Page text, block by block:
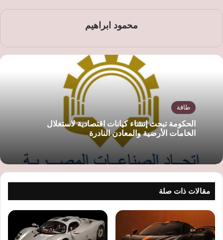
محمود ابراهيم
طاقة
الحكومة تبحث إنشاء كيانات اقتصادية لاستغلال
الخامات الأرضية والمعادن النادرة
مقالات ذات صلة